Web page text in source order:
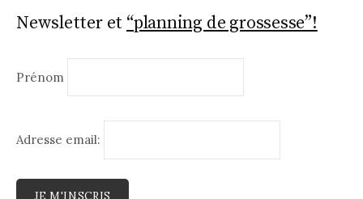
Newsletter et “planning de grossesse”!
Prénom
Adresse email: